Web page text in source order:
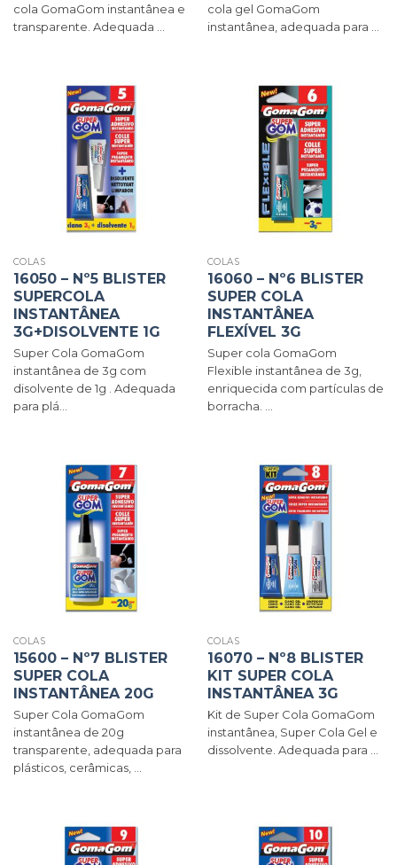
cola GomaGom instantânea e
transparente. Adequada ...
cola gel GomaGom
instantânea, adequada para ...
COLAS
16050 – Nº5 BLISTER
SUPERCOLA
INSTANTÂNEA
3G+DISOLVENTE 1G
Super Cola GomaGom
instantânea de 3g com
disolvente de 1g . Adequada
para plá...
COLAS
16060 – Nº6 BLISTER
SUPER COLA
INSTANTÂNEA
FLEXÍVEL 3G
Super cola GomaGom
Flexible instantânea de 3g,
enriquecida com partículas de
borracha. ...
COLAS
15600 – Nº7 BLISTER
SUPER COLA
INSTANTÂNEA 20G
Super Cola GomaGom
instantânea de 20g
transparente, adequada para
plásticos, cerâmicas, ...
COLAS
16070 – Nº8 BLISTER
KIT SUPER COLA
INSTANTÂNEA 3G
Kit de Super Cola GomaGom
instantânea, Super Cola Gel e
dissolvente. Adequada para ...